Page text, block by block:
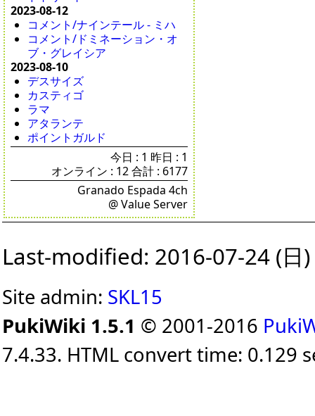
2023-08-12
コメント/ナインテール - ミハ
コメント/ドミネーション・オ
ブ・グレイシア
2023-08-10
デスサイズ
カスティゴ
ラマ
アタランテ
ポイントガルド
今日 : 1 昨日 : 1
オンライン : 12 合計 : 6177
Granado Espada 4ch
@ Value Server
Last-modified: 2016-07-24 (日
Site admin: SKL15
PukiWiki 1.5.1 © 2001-2016
7.4.33. HTML convert time: 0.129